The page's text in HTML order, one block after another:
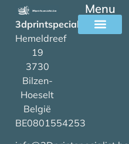
3dprintspecialist.be
Hemeldreef
19
3730
Bilzen-
Hoeselt
België
BE0801554253
Menu